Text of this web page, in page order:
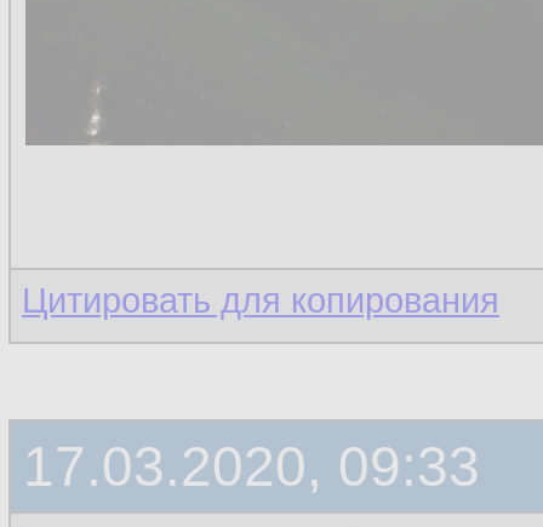
Цитировать для копирования
17.03.2020, 09:33